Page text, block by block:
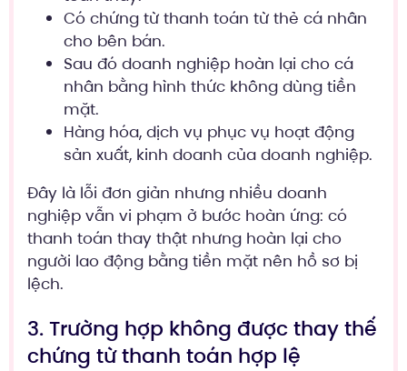
Có chứng từ thanh toán từ thẻ cá nhân
cho bên bán.
Sau đó doanh nghiệp hoàn lại cho cá
nhân bằng hình thức không dùng tiền
mặt.
Hàng hóa, dịch vụ phục vụ hoạt động
sản xuất, kinh doanh của doanh nghiệp.
Đây là lỗi đơn giản nhưng nhiều doanh
nghiệp vẫn vi phạm ở bước hoàn ứng: có
thanh toán thay thật nhưng hoàn lại cho
người lao động bằng tiền mặt nên hồ sơ bị
lệch.
3. Trường hợp không được thay thế
chứng từ thanh toán hợp lệ